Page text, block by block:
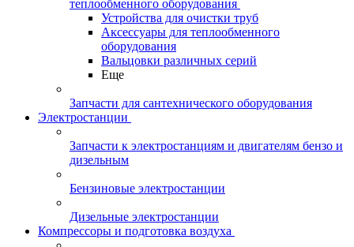
теплообменного оборудования
Устройства для очистки труб
Аксессуары для теплообменного
оборудования
Вальцовки различных серий
Еще
Запчасти для сантехнического оборудования
Электростанции
Запчасти к электростанциям и двигателям бензо и
дизельным
Бензиновые электростанции
Дизельные электростанции
Компрессоры и подготовка воздуха